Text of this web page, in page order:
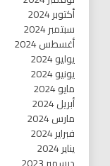
أكتوبر 2024
سبتمبر 2024
أغسطس 2024
يوليو 2024
يونيو 2024
مايو 2024
أبريل 2024
مارس 2024
فبراير 2024
يناير 2024